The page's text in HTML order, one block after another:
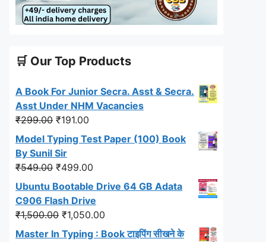
🛒 Our Top Products
A Book For Junior Secra. Asst & Secra.
Asst Under NHM Vacancies
₹299.00 Original
price
was:
₹299.00.
₹191.00
price
₹191.00.
Model Typing Test Paper (100) Book
By Sunil Sir
₹549.00 Original
price
was:
₹549.00.
₹499.00
price
₹499.00.
Ubuntu Bootable Drive 64 GB Adata
C906 Flash Drive
₹1,500.00 Original
price
₹1,050.00
price
Master In Typing : Book टाइपिंग सीखने के